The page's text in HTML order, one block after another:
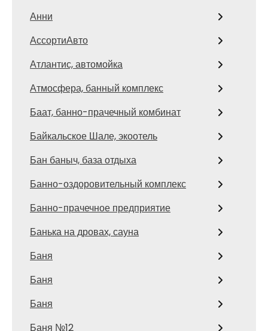
Анни
АссортиАвто
Атлантис, автомойка
Атмосфера, банный комплекс
Баат, банно-прачечный комбинат
Байкальское Шале, экоотель
Бан баныч, база отдыха
Банно-оздоровительный комплекс
Банно-прачечное предприятие
Банька на дровах, сауна
Баня
Баня
Баня
Баня №12